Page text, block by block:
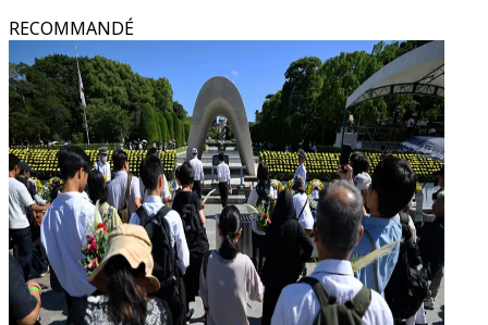
RECOMMANDÉ